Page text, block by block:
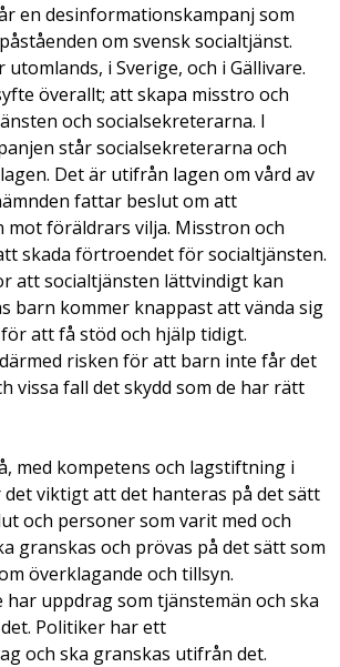
en desinformationskampanj som
om svensk socialtjänst.
utomlands, i Sverige, och i Gällivare.
överallt; att skapa misstro och
och socialsekreterarna. I
står socialsekreterarna och
Det är utifrån lagen om vård av
fattar beslut om att
mot föräldrars vilja. Misstron och
skada förtroendet för socialtjänsten.
att socialtjänsten lättvindigt kan
barn kommer knappast att vända sig
att få stöd och hjälp tidigt.
risken för att barn inte får det
vissa fall det skydd som de har rätt
med kompetens och lagstiftning i
viktigt att det hanteras på det sätt
och personer som varit med och
granskas och prövas på det sätt som
överklagande och tillsyn.
har uppdrag som tjänstemän och ska
Politiker har ett
och ska granskas utifrån det.